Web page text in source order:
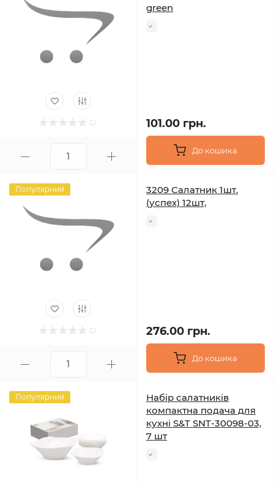
green
101.00 грн.
До кошика
Популярний
3209 Салатник 1шт.
(успех) 12шт,
276.00 грн.
До кошика
Популярний
Набір салатників
компактна подача для
кухні S&T SNT-30098-03,
7 шт